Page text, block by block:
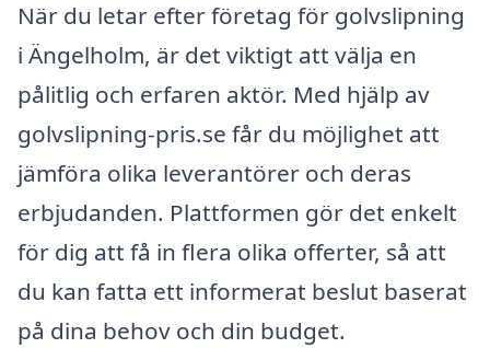
När du letar efter företag för golvslipning
i Ängelholm, är det viktigt att välja en
pålitlig och erfaren aktör. Med hjälp av
golvslipning-pris.se får du möjlighet att
jämföra olika leverantörer och deras
erbjudanden. Plattformen gör det enkelt
för dig att få in flera olika offerter, så att
du kan fatta ett informerat beslut baserat
på dina behov och din budget.